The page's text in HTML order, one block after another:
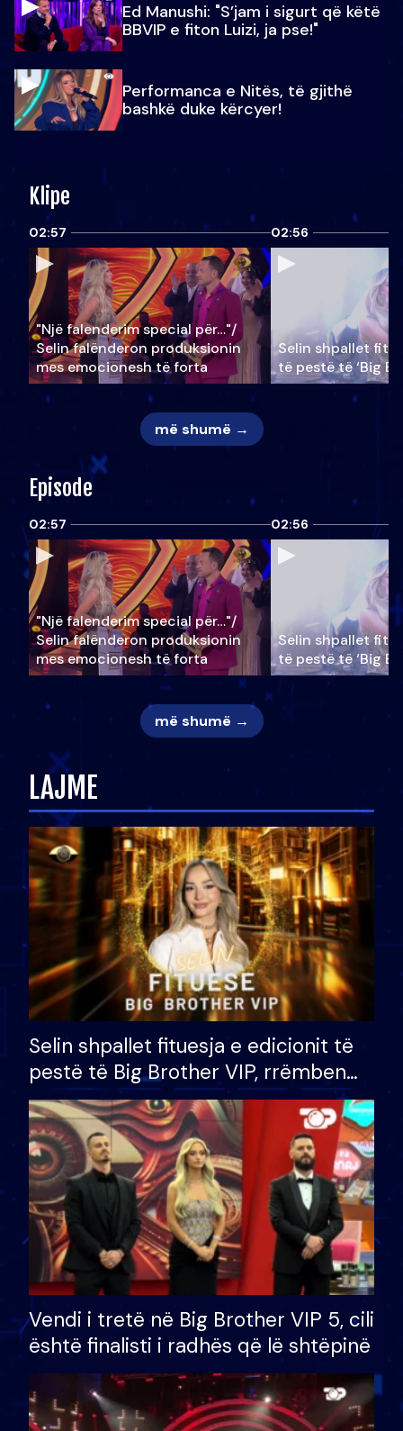
Ed Manushi: "S’jam i sigurt që këtë
BBVIP e fiton Luizi, ja pse!"
Performanca e Nitës, të gjithë
bashkë duke kërcyer!
Klipe
02:57
"Një falenderim special për…"/
Selin falënderon produksionin
mes emocionesh të forta
02:56
Selin shpallet
të pestë të ‘Big
më shumë →
Episode
02:57
"Një falenderim special për…"/
Selin falënderon produksionin
mes emocionesh të forta
02:56
Selin shpallet
të pestë të ‘Big
më shumë →
LAJME
Selin shpallet fituesja e edicionit të
pestë të Big Brother VIP, rrëmben
çmimin e madh prej 100 mijë eurosh
Vendi i tretë në Big Brother VIP 5, cili
është finalisti i radhës që lë shtëpinë